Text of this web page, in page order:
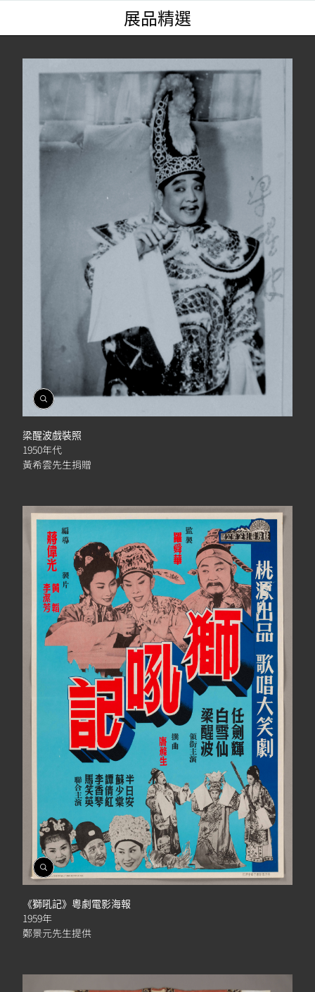
展品精選
開
啟
相
簿
梁醒波戲裝照
1950年代
黃希雲先生捐贈
開
啟
相
簿
《獅吼記》粵劇電影海報
1959年
鄭景元先生提供